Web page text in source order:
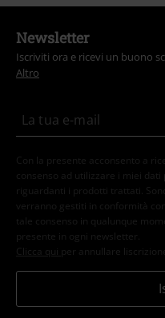
Newsletter
Iscriviti ora e ricevi un buono
Altro
Con la presente acconsento a
consenso ad utilizzare i miei
riguardanti i prodotti trattati.
verranno gestiti in conformità con
tale consenso in qualunque
presente in ogni newsletter.
Clicca qui per annullare